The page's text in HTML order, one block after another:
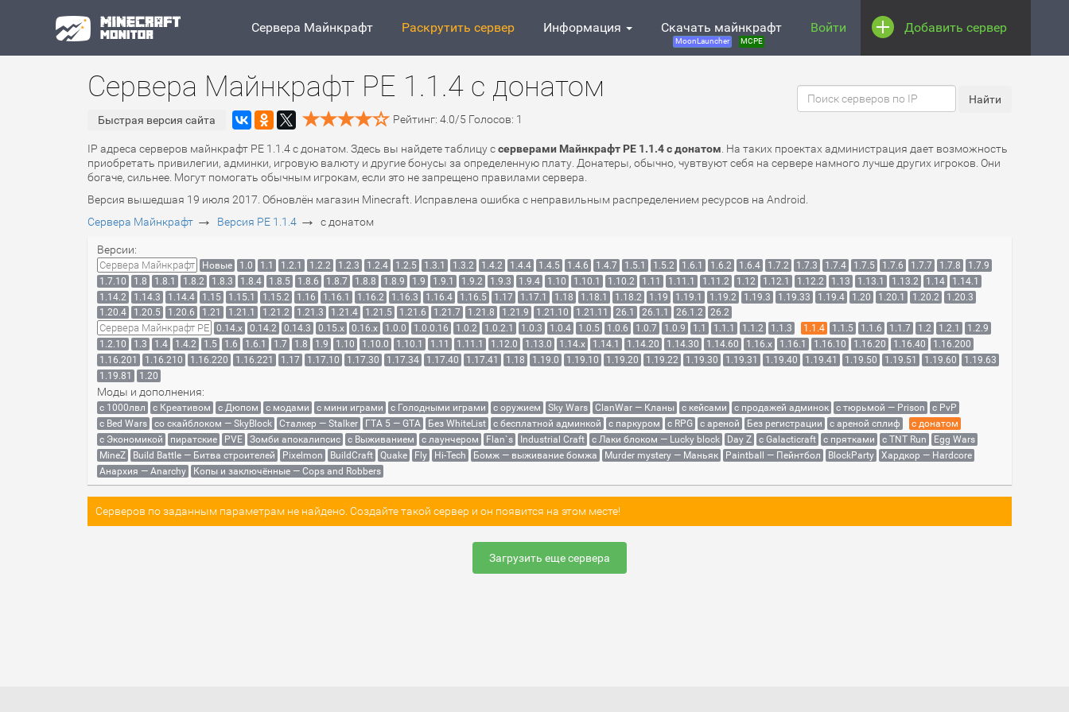
Сервера Майнкрафт Раскрутить сервер Информация Скачать майнкрафт
MoonLauncher MCPE
Войти Добавить сервер
Сервера Майнкрафт PE 1.1.4 с донатом
Быстрая версия сайта Рейтинг: 4.0/5 Голосов: 1
IP адреса серверов майнкрафт PE 1.1.4 с донатом. Здесь вы найдете таблицу ссерверами Майнкрафт PE 1.1.4 с донатом . На таких проектах администрация дает возможность
приобретать привилегии, админки, игровую валюту и другие бонусы за определенную плату. Донатеры, обычно, чувтвуют себя на сервере намного лучше других игроков. Они
богаче, сильнее. Могут помогать обычным игрокам, если это не запрещено правилами сервера.
Версия вышедшая 19 июля 2017. Обновлён магазин Minecraft. Исправлена ошибка с неправильным распределением ресурсов на Android.
Сервера Майнкрафт → Версия PE 1.1.4 → с донатом
Версии:
Сервера Майнкрафт Новые 1.0 1.1 1.2.1 1.2.2 1.2.3 1.2.4 1.2.5 1.3.1 1.3.2 1.4.2 1.4.4 1.4.5 1.4.6 1.4.7 1.5.1 1.5.2 1.6.1 1.6.2 1.6.4 1.7.2 1.7.3 1.7.4 1.7.5 1.7.6 1.7.7 1.7.8
1.7.9
1.7.10
1.8 1.8.1 1.8.2 1.8.3 1.8.4 1.8.5 1.8.6 1.8.7 1.8.8 1.8.9 1.9 1.9.1 1.9.2 1.9.3 1.9.4 1.10 1.10.1 1.10.2 1.11 1.11.1 1.11.2 1.12 1.12.1 1.12.2 1.13 1.13.1 1.13.2 1.14
1.14.1
1.14.2
1.14.3 1.14.4 1.15 1.15.1 1.15.2 1.16 1.16.1 1.16.2 1.16.3 1.16.4 1.16.5 1.17 1.17.1 1.18 1.18.1 1.18.2 1.19 1.19.1 1.19.2 1.19.3 1.19.33 1.19.4 1.20 1.20.1 1.20.2
1.20.3
1.20.4
1.20.5 1.20.6 1.21 1.21.1 1.21.2 1.21.3 1.21.4 1.21.5 1.21.6 1.21.7 1.21.8 1.21.9 1.21.10 1.21.11 26.1 26.1.1 26.1.2 26.2
Сервера Майнкрафт PE 0.14.x 0.14.2 0.14.3 0.15.x 0.16.x 1.0.0 1.0.0.16 1.0.2 1.0.2.1 1.0.3 1.0.4 1.0.5 1.0.6 1.0.7 1.0.9 1.1 1.1.1 1.1.2 1.1.3 1.1.4 1.1.5 1.1.6 1.1.7 1.2 1.2.1
1.2.9
1.2.10
1.3 1.4 1.4.2 1.5 1.6 1.6.1 1.7 1.8 1.9 1.10 1.10.0 1.10.1 1.11 1.11.1 1.12.0 1.13.0 1.14.x 1.14.1 1.14.20 1.14.30 1.14.60 1.16.x 1.16.1 1.16.10 1.16.20 1.16.40
1.16.200
1.16.201
1.16.210 1.16.220 1.16.221 1.17 1.17.10 1.17.30 1.17.34 1.17.40 1.17.41 1.18 1.19.0 1.19.10 1.19.20 1.19.22 1.19.30 1.19.31 1.19.40 1.19.41 1.19.50 1.19.51 1.19.60
1.19.63
1.19.81
1.20
Моды и дополнения:
с 1000лвл c Креативом с Дюпом с модами с мини играми с Голодными играми с оружием Sky Wars ClanWar — Кланы с кейсами с продажей админок с тюрьмой — Prison
с PvP
с Bed Wars
со скайблоком — SkyBlock Сталкер — Stalker ГТА 5 — GTA Без WhiteList с бесплатной админкой с паркуром с RPG с ареной Без регистрации с ареной сплиф
с донатом
с Экономикой
пиратские PVE Зомби апокалипсис с Выживанием с лаунчером Flan`s Industrial Craft с Лаки блоком — Lucky block Day Z с Galacticraft с прятками с TNT Run
Egg Wars
MineZ
Build Battle — Битва строителей Pixelmon BuildCraft Quake Fly Hi-Tech Бомж — выживание бомжа Murder mystery — Маньяк Paintball — Пейнтбол BlockParty
Хардкор — Hardcore
Анархия — Anarchy
Копы и заключённые — Cops and Robbers
Серверов по заданным параметрам не найдено. Создайте такой сервер и он появится на этом месте!
Загрузить еще сервера